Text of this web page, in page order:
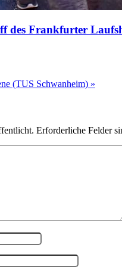
des Frankfurter
(TUS Schwanheim) »
Erforderliche Felder